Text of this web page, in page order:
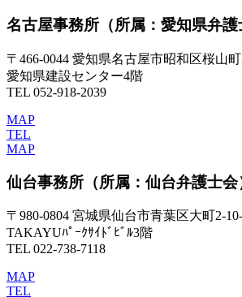
名古屋事務所 （所属：愛知県弁護
〒466-0044 愛知県名古屋市昭和区桜山町
愛知県建設センター4階
TEL 052-918-2039
MAP
TEL
MAP
仙台事務所 （所属：仙台弁護士会
〒980-0804 宮城県仙台市青葉区大町2-
TAKAYUﾊﾟｰｸｻｲﾄﾞﾋﾞﾙ3階
TEL 022-738-7118
MAP
TEL